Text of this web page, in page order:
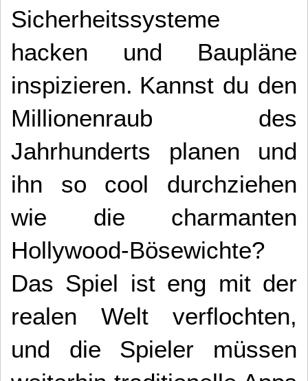
Sicherheitssysteme
hacken und Baupläne
inspizieren. Kannst du den
Millionenraub des
Jahrhunderts planen und
ihn so cool durchziehen
wie die charmanten
Hollywood-Bösewichte?
Das Spiel ist eng mit der
realen Welt verflochten,
und die Spieler müssen